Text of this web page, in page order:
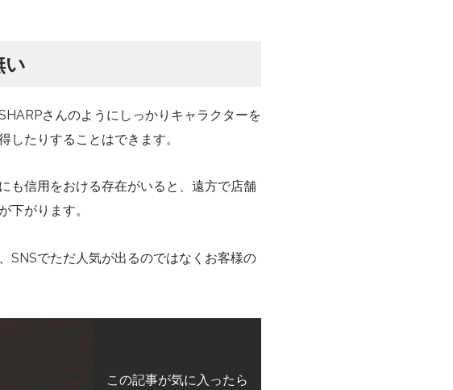
い
さんのようにしっかりキャラクターを
したりすることはできます。
も信用をおける存在がいると、遠方で店舗
下がります。
SNSでただ人気が出るのではなくお客様の
この記事が気に入ったら